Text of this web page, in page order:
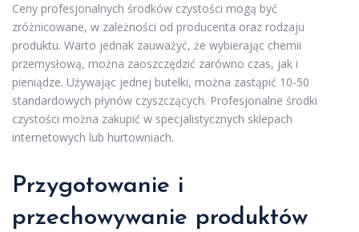
Ceny profesjonalnych środków czystości mogą być
zróżnicowane, w zależności od producenta oraz rodzaju
produktu. Warto jednak zauważyć, że wybierając chemii
przemysłową, można zaoszczędzić zarówno czas, jak i
pieniądze. Używając jednej butelki, można zastąpić 10-50
standardowych płynów czyszczących. Profesjonalne środki
czystości można zakupić w specjalistycznych sklepach
internetowych lub hurtowniach.
Przygotowanie i
przechowywanie produktów